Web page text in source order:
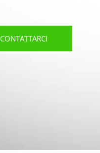
CONTATTARCI